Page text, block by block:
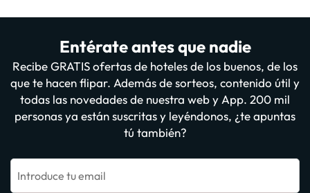
Entérate antes que nadie
Recibe GRATIS ofertas de hoteles de los buenos, de los
que te hacen flipar. Además de sorteos, contenido útil y
todas las novedades de nuestra web y App. 200 mil
personas ya están suscritas y leyéndonos, ¿te apuntas
tú también?
Introduce tu email